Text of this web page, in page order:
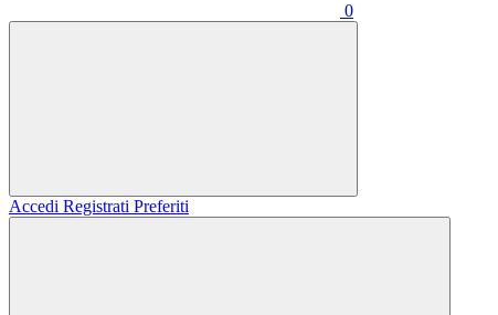
0
Accedi Registrati Preferiti